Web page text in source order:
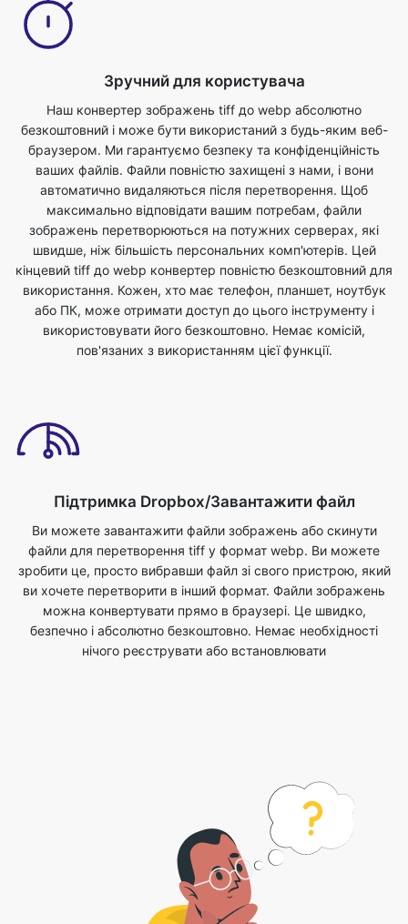
Наш конвертер зображень tiff до webp абсолютно
безкоштовний і може бути використаний з будь-яким веб-
браузером. Ми гарантуємо безпеку та конфіденційність
ваших файлів. Файли повністю захищені з нами, і вони
автоматично видаляються після перетворення. Щоб
максимально відповідати вашим потребам, файли
зображень перетворюються на потужних серверах, які
швидше, ніж більшість персональних комп'ютерів. Цей
кінцевий tiff до webp конвертер повністю безкоштовний для
використання. Кожен, хто має телефон, планшет, ноутбук
або ПК, може отримати доступ до цього інструменту і
використовувати його безкоштовно. Немає комісій,
пов'язаних з використанням цієї функції.
Підтримка Dropbox/Завантажити файл
Ви можете завантажити файли зображень або скинути
зробити це, просто вибравши файл зі свого пристрою, який
ви хочете перетворити в інший формат. Файли зображень
можна конвертувати прямо в браузері. Це швидко,
безпечно і абсолютно безкоштовно. Немає необхідності
нічого реєструвати або встановлювати